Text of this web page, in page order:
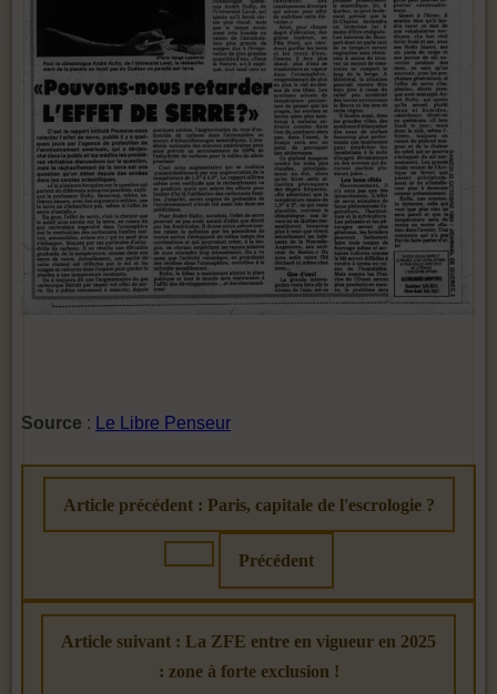
Source : Le Libre Penseur
Article précédent : Paris, capitale de l'escrologie ?
Précédent
Article suivant : La ZFE entre en vigueur en 2025
: zone à forte exclusion !